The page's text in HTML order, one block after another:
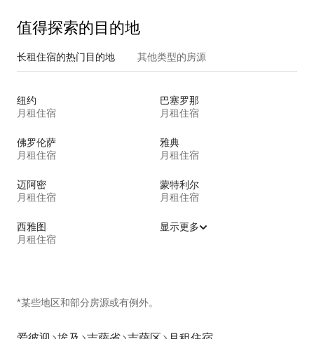
值得探索的目的地
长租住宿的热门目的地 其他类型的房源
纽约
月租住宿
巴塞罗那
月租住宿
佛罗伦萨
月租住宿
雅典
月租住宿
迈阿密
月租住宿
蒙特利尔
月租住宿
西雅图
月租住宿
显示更多
*某些地区和部分房源或有例外。